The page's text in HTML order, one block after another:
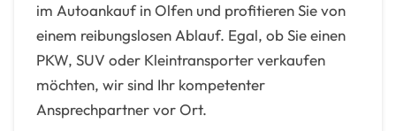
im Autoankauf in Olfen und profitieren Sie von
einem reibungslosen Ablauf. Egal, ob Sie einen
PKW, SUV oder Kleintransporter verkaufen
möchten, wir sind Ihr kompetenter
Ansprechpartner vor Ort.